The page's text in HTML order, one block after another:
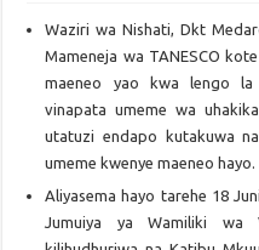
Waziri wa Nishati, Dkt
Mameneja wa TANESCO
maeneo yao kwa lengo la
vinapata umeme wa
utatuzi endapo kutakuwa
umeme kwenye maeneo hayo.
Aliyasema hayo tarehe 18
Jumuiya ya Wamiliki